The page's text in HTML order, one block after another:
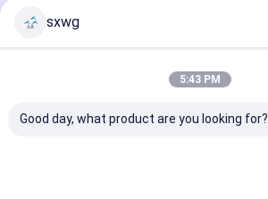
sxwg
5:43 PM
Good day, what product are you looking for?